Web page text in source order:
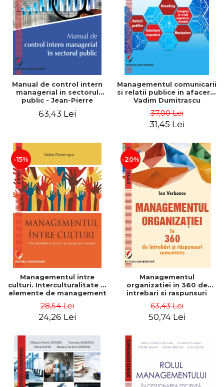
Manual de control intern
managerial in sectorul
public - Jean-Pierre
63,43 Lei
Managementul comunicarii
si relatii publice in afaceri -
Vadim Dumitrascu
37,00 Lei
31,45 Lei
-15%
Managementul intre
culturi. Interculturalitate si
elemente de management
Dumitrascu
28,54 Lei
24,26 Lei
-20%
Managementul
organizatiei in 360 de
intrebari si raspunsuri
63,43 Lei
50,74 Lei